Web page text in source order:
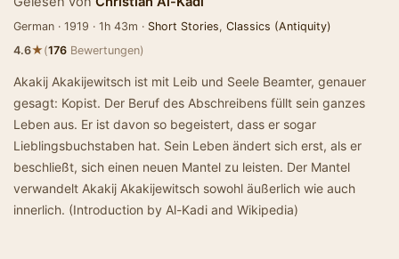
German · 1919 · 1h 43m · Short Stories, Classics (Antiquity)
4.6★(176 Bewertungen)
Akakij Akakijewitsch ist mit Leib und Seele Beamter, genauer
gesagt: Kopist. Der Beruf des Abschreibens füllt sein ganzes
Leben aus. Er ist davon so begeistert, dass er sogar
Lieblingsbuchstaben hat. Sein Leben ändert sich erst, als er
beschließt, sich einen neuen Mantel zu leisten. Der Mantel
verwandelt Akakij Akakijewitsch sowohl äußerlich wie auch
innerlich. (Introduction by Al-Kadi and Wikipedia)